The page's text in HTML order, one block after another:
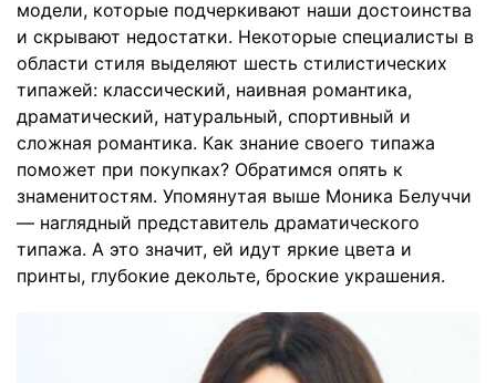
модели, которые подчеркивают наши достоинства
и скрывают недостатки. Некоторые специалисты в
области стиля выделяют шесть стилистических
типажей: классический, наивная романтика,
драматический, натуральный, спортивный и
сложная романтика. Как знание своего типажа
поможет при покупках? Обратимся опять к
знаменитостям. Упомянутая выше Моника Белуччи
— наглядный представитель драматического
типажа. А это значит, ей идут яркие цвета и
принты, глубокие декольте, броские украшения.